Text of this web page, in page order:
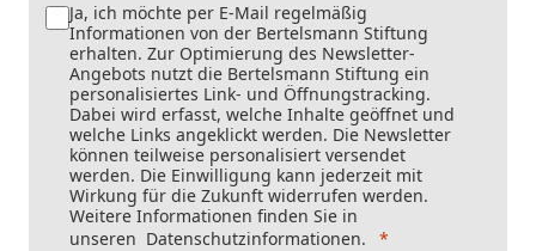
Ja, ich möchte per E-Mail regelmäßig
Informationen von der Bertelsmann Stiftung
erhalten. Zur Optimierung des Newsletter-
Angebots nutzt die Bertelsmann Stiftung ein
personalisiertes Link- und Öffnungstracking.
Dabei wird erfasst, welche Inhalte geöffnet und
welche Links angeklickt werden. Die Newsletter
können teilweise personalisiert versendet
werden. Die Einwilligung kann jederzeit mit
Wirkung für die Zukunft widerrufen werden.
Weitere Informationen finden Sie in
unseren Datenschutzinformationen.